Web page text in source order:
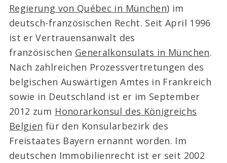
Regierung von Québec in München) im
deutsch-französischen Recht. Seit April 1996
ist er Vertrauensanwalt des
französischen Generalkonsulats in München.
Nach zahlreichen Prozessvertretungen des
belgischen Auswärtigen Amtes in Frankreich
sowie in Deutschland ist er im September
2012 zum Honorarkonsul des Königreichs
Belgien für den Konsularbezirk des
Freistaates Bayern ernannt worden. Im
deutschen Immobilienrecht ist er seit 2002